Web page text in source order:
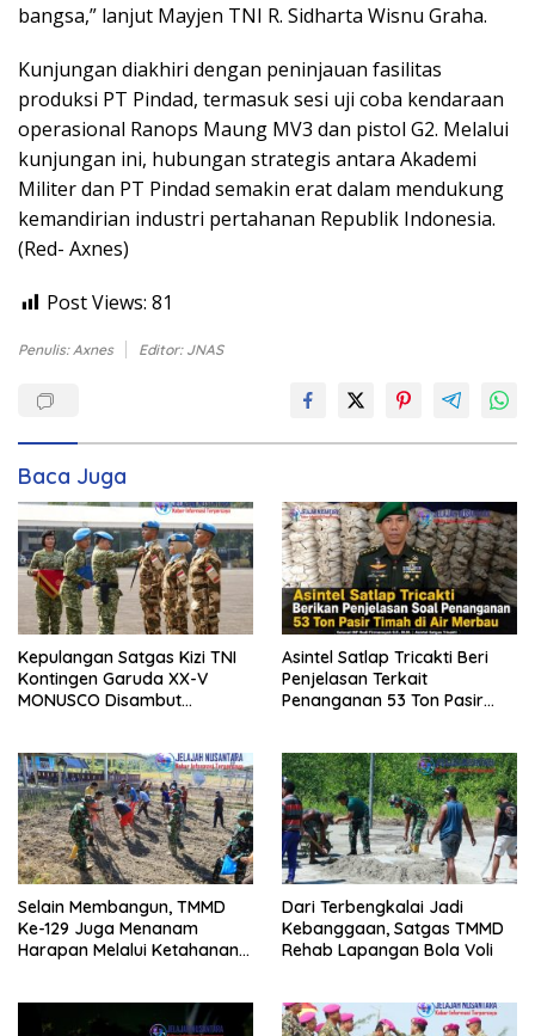
bangsa,” lanjut Mayjen TNI R. Sidharta Wisnu Graha.
Kunjungan diakhiri dengan peninjauan fasilitas
produksi PT Pindad, termasuk sesi uji coba kendaraan
operasional Ranops Maung MV3 dan pistol G2. Melalui
kunjungan ini, hubungan strategis antara Akademi
Militer dan PT Pindad semakin erat dalam mendukung
kemandirian industri pertahanan Republik Indonesia.
(Red- Axnes)
Post Views: 81
Penulis: Axnes Editor: JNAS
Baca Juga
Kepulangan Satgas Kizi TNI
Kontingen Garuda XX-V
MONUSCO Disambut
Asintel Satlap Tricakti Beri
Penjelasan Terkait
Penanganan 53 Ton Pasir
Selain Membangun, TMMD
Ke-129 Juga Menanam
Harapan Melalui Ketahanan
Dari Terbengkalai Jadi
Kebanggaan, Satgas TMMD
Rehab Lapangan Bola Voli